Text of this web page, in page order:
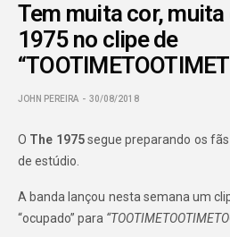
Tem muita cor, muita
1975 no clipe de
JOHN PEREIRA 30/08/2018
O The 1975segue preparando os
de estúdio.
A banda lançou nesta semana um
“ocupado” para